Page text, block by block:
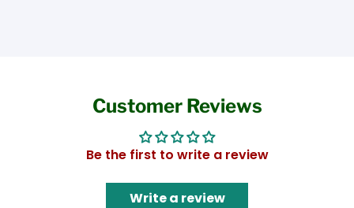
Customer Reviews
Be the first to write a review
Write a review